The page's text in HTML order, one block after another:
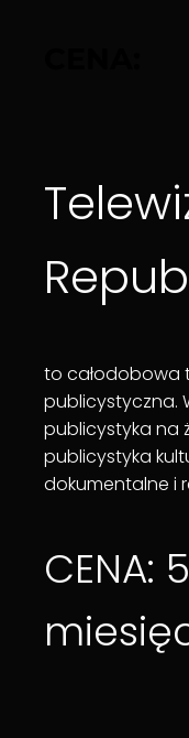
to całodobowa
publicystyczna.
publicystyka na
publicystyka
dokumentalne i
CENA: